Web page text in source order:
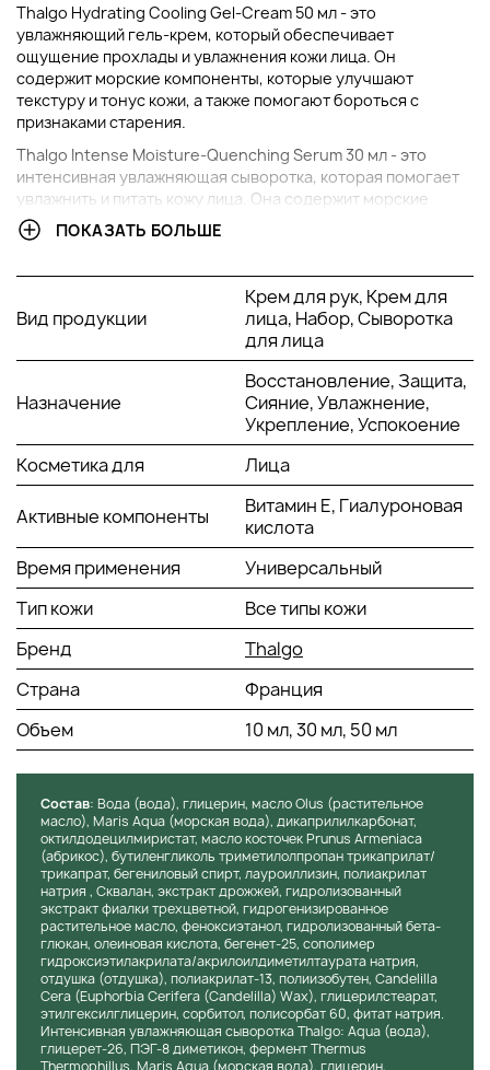
Thalgo Hydrating Cooling Gel-Cream 50 мл - это
увлажняющий гель-крем, который обеспечивает
ощущение прохлады и увлажнения кожи лица. Он
содержит морские компоненты, которые улучшают
текстуру и тонус кожи, а также помогают бороться с
признаками старения.
Thalgo Intense Moisture-Quenching Serum 30 мл - это
интенсивная увлажняющая сыворотка, которая помогает
увлажнить и питать кожу лица. Она содержит морские
экстракты, которые помогают бороться с признаками
усталости кожи и улучшают ее эластичность.
Thalgo Smoothing Eye Care 10 мл - это разглаживающая
эмульсия для кожи вокруг глаз, которая помогает
уменьшить признаки усталости и старения кожи вокруг
глаз. Она содержит морские компоненты, которые
увлажняют и питают кожу, а также помогают бороться с
темными кругами и отеками вокруг глаз.
Увлажнение кожи: Продукты содержат морские
компоненты, которые обеспечивают интенсивное
увлажнение кожи, делая ее более мягкой и упругой.
Охлаждающий эффект: Продукты обладают
охлаждающим эффектом, который помогает снять
отечность и уменьшить признаки усталости кожи.
Борьба с признаками старения: Продукты содержат
морские экстракты, которые помогают бороться с
признаками старения кожи, такими как морщины,
потеря упругости и тонуса кожи.
Улучшение текстуры кожи: Продукты помогают
улучшить текстуру кожи, сделав ее более гладкой и
однородной.
темные круги и отеки вокруг глаз, благодаря
содержанию морских компонентов и активных
ингредиентов.
Улучшение эластичности кожи: Продукты помогают
улучшить эластичность кожи, делая ее более
упругой и эластичной.
Питание кожи: Продукты содержат морские
компоненты, которые питают кожу, делая ее более
здоровой и сияющей.
СПОСОБ ПРИМЕНЕНИЯ:
ПОКАЗАТЬ БОЛЬШЕ
Вид продукции
Крем для рук, Крем для
лица, Набор, Сыворотка
для лица
Назначение
Восстановление, Защита,
Сияние, Увлажнение,
Укрепление, Успокоение
Косметика для
Лица
Активные компоненты
Витамин Е, Гиалуроновая
кислота
Время применения
Универсальный
Тип кожи
Все типы кожи
Бренд
Thalgo
Страна
Франция
Объем
10 мл, 30 мл, 50 мл
Состав: Вода (вода), глицерин, масло Olus (растительное
масло), Maris Aqua (морская вода), дикаприлилкарбонат,
октилдодецилмиристат, масло косточек Prunus Armeniaca
(абрикос), бутиленгликоль триметилолпропан трикаприлат/
трикапрат, бегениловый спирт, лауроиллизин, полиакрилат
натрия , Сквалан, экстракт дрожжей, гидролизованный
экстракт фиалки трехцветной, гидрогенизированное
растительное масло, феноксиэтанол, гидролизованный бета-
глюкан, олеиновая кислота, бегенет-25, сополимер
гидроксиэтилакрилата/акрилоилдиметилтаурата натрия,
отдушка (отдушка), полиакрилат-13, полиизобутен, Candelilla
Cera (Euphorbia Cerifera (Candelilla) Wax), глицерилстеарат,
этилгексилглицерин, сорбитол, полисорбат 60, фитат натрия.
Интенсивная увлажняющая сыворотка Thalgo: Aqua (вода),
глицерет-26, ПЭГ-8 диметикон, фермент Thermus
Thermophillus, Maris Aqua (морская вода), глицерин,